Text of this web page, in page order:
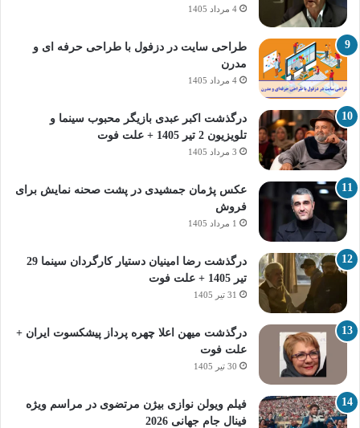
4 مرداد 1405
طراحی سایت در دزفول با طراحی حرفه‌ ای و
مدرن
4 مرداد 1405
درگذشت اکبر عبدی بازیگر محبوب سینما و
تلویزیون 2 تیر 1405 + علت فوت
3 مرداد 1405
عکس پژمان جمشیدی در پشت صحنه نمایش برای
فروش
1 مرداد 1405
درگذشت رضا امینیان دستیار کارگردان سینما 29
تیر 1405 + علت فوت
31 تیر 1405
درگذشت میهن اعلا چهره پرداز پیشکسوت ایران +
علت فوت
30 تیر 1405
فیلم ویولن نوازی بیژن مرتضوی در مراسم ویژه
فینال جام جهانی 2026